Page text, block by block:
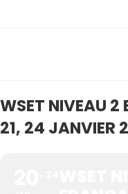
WSET NIVEAU 2
21, 24 JANVIER